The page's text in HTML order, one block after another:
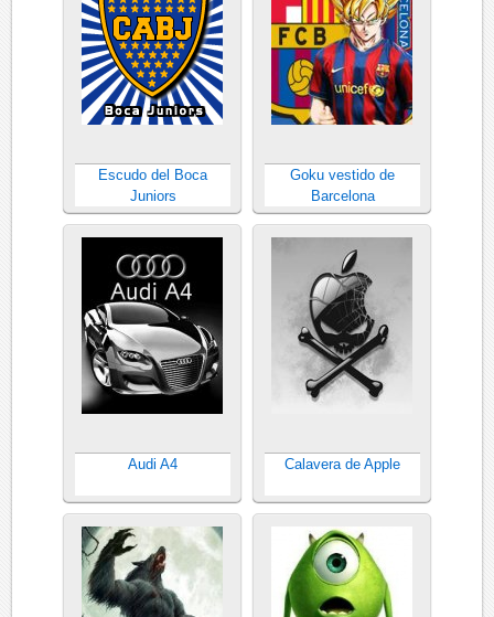
Escudo del Boca
Juniors
Goku vestido de
Barcelona
Audi A4 Calavera de Apple